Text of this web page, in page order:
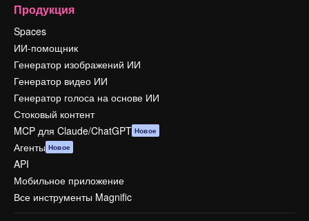
Продукция
Spaces
ИИ-помощник
Генератор изображений ИИ
Генератор видео ИИ
Генератор голоса на основе ИИ
Стоковый контент
MCP для Claude/ChatGPT Новое
Агенты Новое
API
Мобильное приложение
Все инструменты Magnific